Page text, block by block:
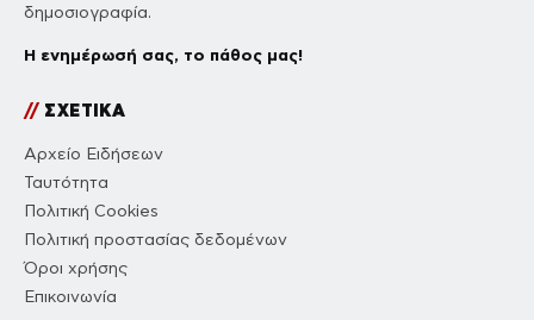
δημοσιογραφία.
Η ενημέρωσή σας, το πάθος μας!
//ΣΧΕΤΙΚΑ
Αρχείο Ειδήσεων
Ταυτότητα
Πολιτική Cookies
Πολιτική προστασίας δεδομένων
Όροι χρήσης
Επικοινωνία